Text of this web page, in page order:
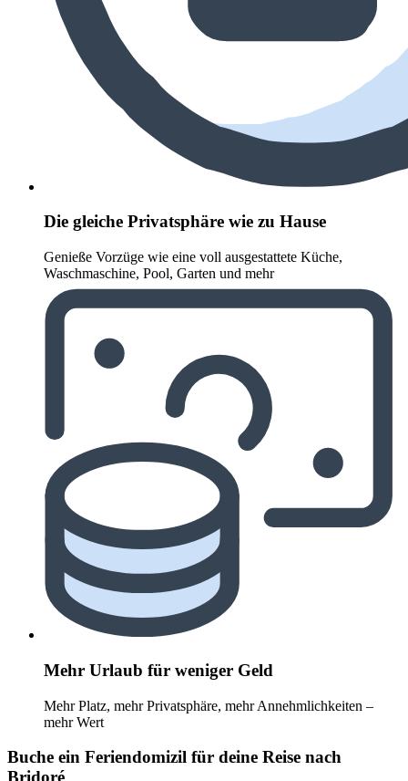
Die gleiche Privatsphäre wie zu Hause
Genieße Vorzüge wie eine voll ausgestattete Küche,
Waschmaschine, Pool, Garten und mehr
Mehr Urlaub für weniger Geld
Mehr Platz, mehr Privatsphäre, mehr Annehmlichkeiten –
mehr Wert
Buche ein Feriendomizil für deine Reise nach
Bridoré